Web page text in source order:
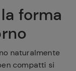
forma
naturalmente
compatti si